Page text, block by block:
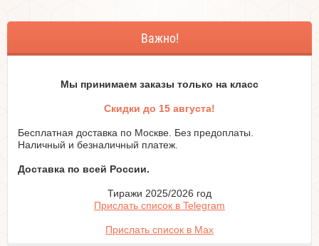
Важно!
Мы принимаем заказы только на класc
Скидки до 15 августа!
Бесплатная доставка по Москве. Без предоплаты.
Наличный и безналичный платеж.
Доставка по всей России.
Тиражи 2025/2026 год
Прислать список в Telegram
Прислать список в Max